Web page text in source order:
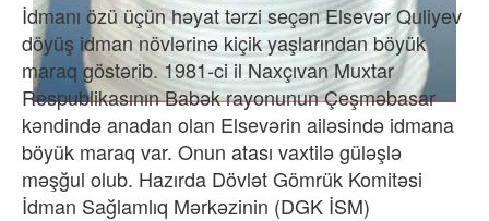
İdmanı özü üçün həyat tərzi seçən Elsevər Quliyev
döyüş idman növlərinə kiçik yaşlarından böyük
maraq göstərib. 1981-ci il Naxçıvan Muxtar
Respublikasının Babək rayonunun Çeşməbasar
kəndində anadan olan Elsevərin ailəsində idmana
böyük maraq var. Onun atası vaxtilə güləşlə
məşğul olub. Hazırda Dövlət Gömrük Komitəsi
İdman Sağlamlıq Mərkəzinin (DGK İSM)